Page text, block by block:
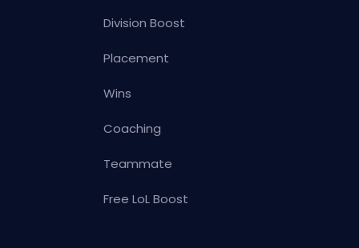
Division Boost
Placement
Wins
Coaching
Teammate
Free LoL Boost